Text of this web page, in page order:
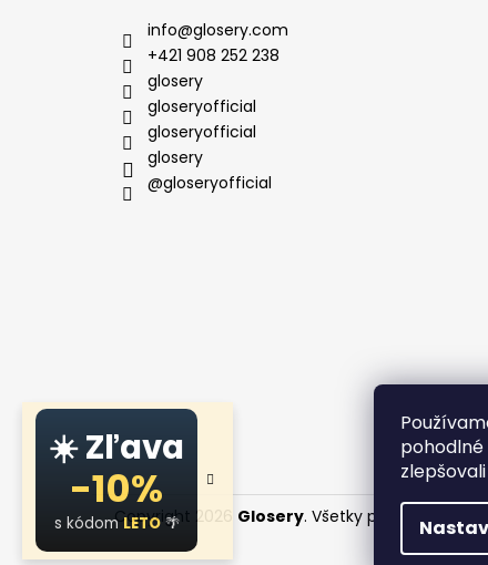
☀️ Zľava
-10%
s kódomLETO🌴
info@glosery.com
+421 908 252 238
glosery
gloseryofficial
gloseryofficial
glosery
@gloseryofficial
Copyright 2026 Glosery. Všetky práva